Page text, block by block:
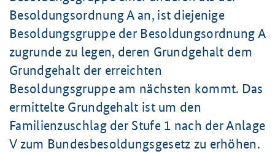
Besoldungsordnung A an, ist diejenige
Besoldungsgruppe der Besoldungsordnung A
zugrunde zu legen, deren Grundgehalt dem
Grundgehalt der erreichten
Besoldungsgruppe am nächsten kommt. Das
ermittelte Grundgehalt ist um den
Familienzuschlag der Stufe 1 nach der Anlage
V zum Bundesbesoldungsgesetz zu erhöhen.